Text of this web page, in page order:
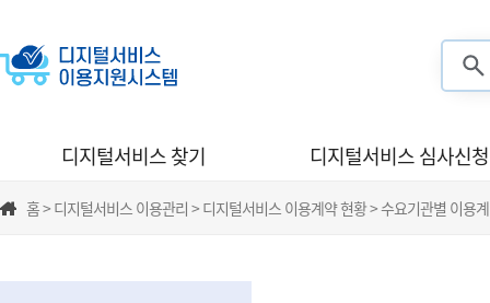
디지털서비스 찾기 디지털서비스 심사신청
홈 > 디지털서비스 이용관리 > 디지털서비스 이용계약 현황 > 수요기관별 이용